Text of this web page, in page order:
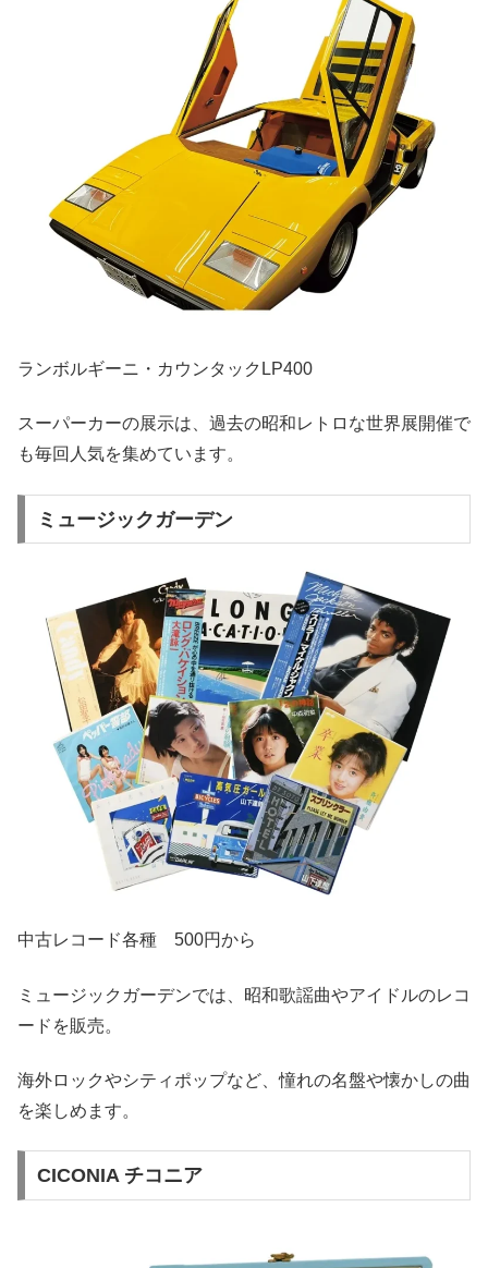
ランボルギーニ・カウンタックLP400
スーパーカーの展示は、過去の昭和レトロな世界展開催で
も毎回人気を集めています。
ミュージックガーデン
中古レコード各種 500円から
ミュージックガーデンでは、昭和歌謡曲やアイドルのレコ
ードを販売。
海外ロックやシティポップなど、憧れの名盤や懐かしの曲
を楽しめます。
CICONIA チコニア